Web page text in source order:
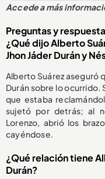
Accede a más
Preguntas y
¿Qué dijo Alberto
Jhon Jáder Durán y
Alberto Suárez aseguró
Durán sobre lo ocurrido.
que estaba
sujetó por detrás; al
Lorenzo, abrió los
cayéndose.
¿Qué relación tiene
Durán?